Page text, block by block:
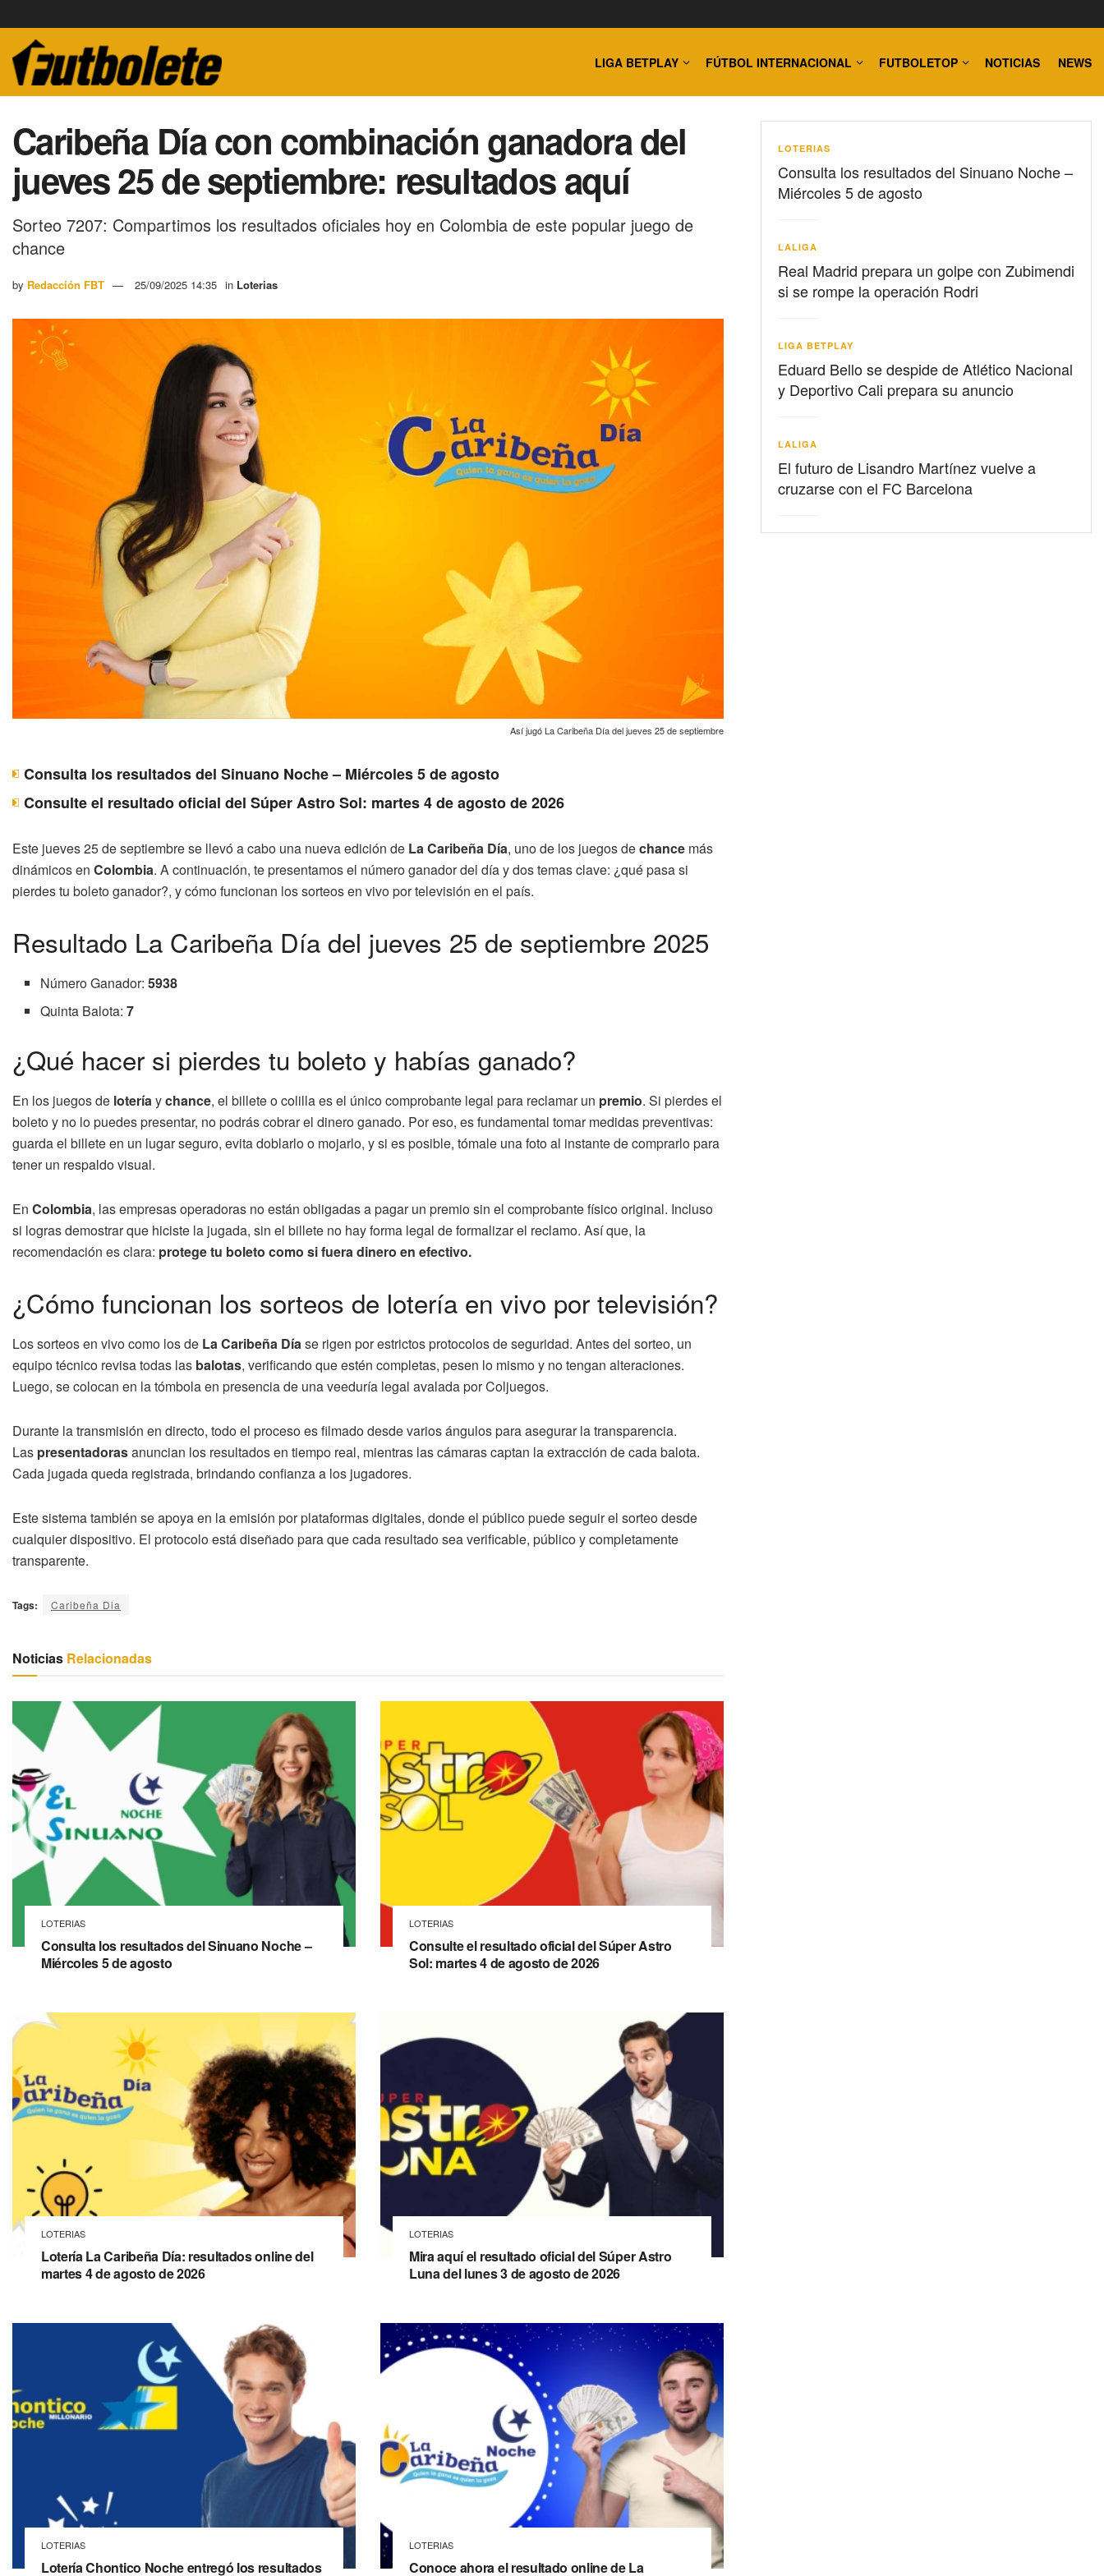
LIGA BETPLAY FÚTBOL INTERNACIONAL FUTBOLETOP NOTICIAS NEWS
Caribeña Día con combinación ganadora del
jueves 25 de septiembre: resultados aquí
Sorteo 7207: Compartimos los resultados oficiales hoy en Colombia de este popular juego de
chance
by Redacción FBT 25/09/2025 14:35 in Loterias
Así jugó La Caribeña Día del jueves 25 de septiembre
Consulta los resultados del Sinuano Noche – Miércoles 5 de agosto
Consulte el resultado oficial del Súper Astro Sol: martes 4 de agosto de 2026
Este jueves 25 de septiembre se llevó a cabo una nueva edición de La Caribeña Día, uno de los juegos dechance más
dinámicos en Colombia. A continuación, te presentamos el número ganador del día y dos temas clave: ¿qué pasa si
pierdes tu boleto ganador?, y cómo funcionan los sorteos en vivo por televisión en el país.
Resultado La Caribeña Día del jueves 25 de septiembre 2025
Número Ganador:5938
Quinta Balota:7
¿Qué hacer si pierdes tu boleto y habías ganado?
En los juegos de loteríaychance, el billete o colilla es el único comprobante legal para reclamar un premio. Si pierdes el
boleto y no lo puedes presentar, no podrás cobrar el dinero ganado. Por eso, es fundamental tomar medidas preventivas:
guarda el billete en un lugar seguro, evita doblarlo o mojarlo, y si es posible, tómale una foto al instante de comprarlo para
tener un respaldo visual.
En Colombia, las empresas operadoras no están obligadas a pagar un premio sin el comprobante físico original. Incluso
si logras demostrar que hiciste la jugada, sin el billete no hay forma legal de formalizar el reclamo. Así que, la
recomendación es clara: protege tu boleto como si fuera dinero en efectivo.
¿Cómo funcionan los sorteos de lotería en vivo por televisión?
Los sorteos en vivo como los de La Caribeña Díase rigen por estrictos protocolos de seguridad. Antes del sorteo, un
equipo técnico revisa todas las balotas, verificando que estén completas, pesen lo mismo y no tengan alteraciones.
Luego, se colocan en la tómbola en presencia de una veeduría legal avalada por Coljuegos.
Durante la transmisión en directo, todo el proceso es filmado desde varios ángulos para asegurar la transparencia.
Las presentadorasanuncian los resultados en tiempo real, mientras las cámaras captan la extracción de cada balota.
Cada jugada queda registrada, brindando confianza a los jugadores.
Este sistema también se apoya en la emisión por plataformas digitales, donde el público puede seguir el sorteo desde
cualquier dispositivo. El protocolo está diseñado para que cada resultado sea verificable, público y completamente
transparente.
Tags: Caribeña Dia
Noticias Relacionadas
LOTERIAS
Consulta los resultados del Sinuano Noche –
Miércoles 5 de agosto
LOTERIAS
Consulte el resultado oficial del Súper Astro
Sol: martes 4 de agosto de 2026
LOTERIAS
Lotería La Caribeña Día: resultados online del
martes 4 de agosto de 2026
LOTERIAS
Mira aquí el resultado oficial del Súper Astro
Luna del lunes 3 de agosto de 2026
LOTERIAS
Lotería Chontico Noche entregó los resultados
LOTERIAS
Conoce ahora el resultado online de La
LOTERIAS
Consulta los resultados del Sinuano Noche –
Miércoles 5 de agosto
LALIGA
Real Madrid prepara un golpe con Zubimendi
si se rompe la operación Rodri
LIGA BETPLAY
Eduard Bello se despide de Atlético Nacional
y Deportivo Cali prepara su anuncio
LALIGA
El futuro de Lisandro Martínez vuelve a
cruzarse con el FC Barcelona